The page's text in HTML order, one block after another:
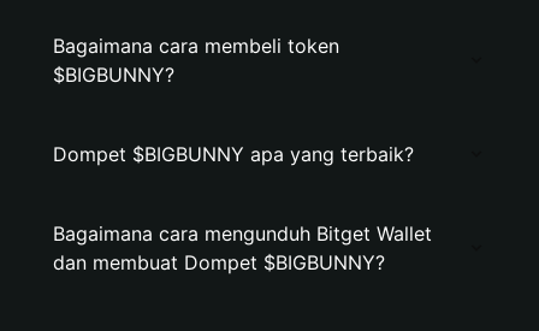
Bagaimana cara membeli token
$BIGBUNNY?
Dompet $BIGBUNNY apa yang terbaik?
Bagaimana cara mengunduh Bitget Wallet
dan membuat Dompet $BIGBUNNY?